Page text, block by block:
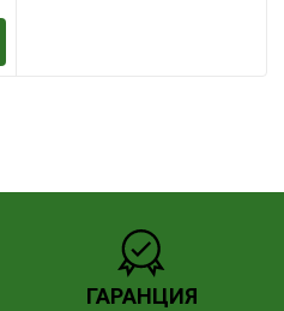
ГАРАНЦИЯ